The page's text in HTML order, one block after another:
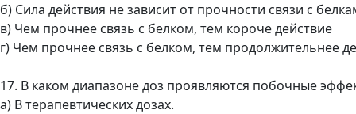
б) Сила действия не зависит от прочности связи с
в) Чем прочнее связь с белком, тем короче действие
г) Чем прочнее связь с белком, тем продолжительнее
17. В каком диапазоне доз проявляются побочные
а) В терапевтических дозах.